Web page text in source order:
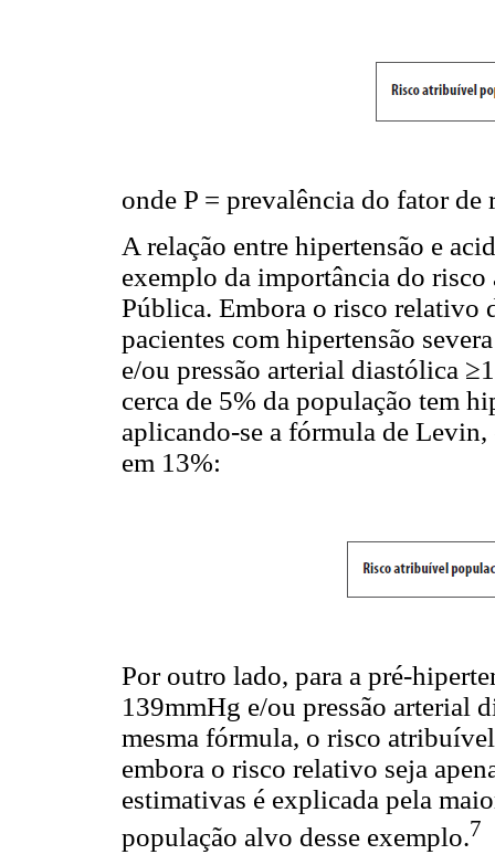
onde P = prevalência do fator
A relação entre hipertensão e
exemplo da importância do
Pública. Embora o risco relativo
pacientes com hipertensão
e/ou pressão arterial diastólica
cerca de 5% da população tem
aplicando-se a fórmula de
em 13%:
Por outro lado, para a pré-
139mmHg e/ou pressão arterial
mesma fórmula, o risco
embora o risco relativo seja
estimativas é explicada pela
população alvo desse exemplo.7